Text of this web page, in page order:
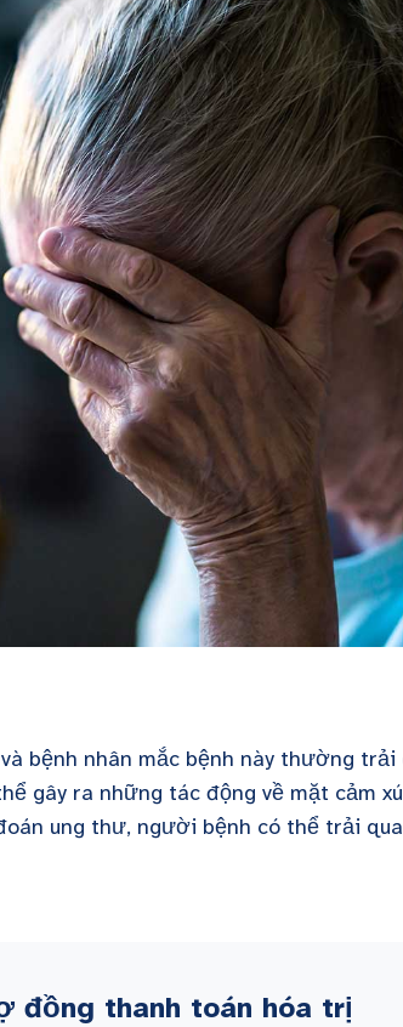
bệnh nhân mắc bệnh này thường
gây ra những tác động về mặt cảm
ung thư, người bệnh có thể trải
đồng thanh toán hóa trị